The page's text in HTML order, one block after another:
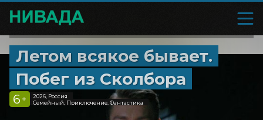
Летом всякое бывает.
Побег из Сколбора
6 +
2026, Россия
Семейный, Приключение, Фантастика